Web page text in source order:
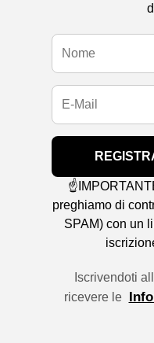
preghiamo di
SPAM) con un
Iscrivendoti
ricevere le